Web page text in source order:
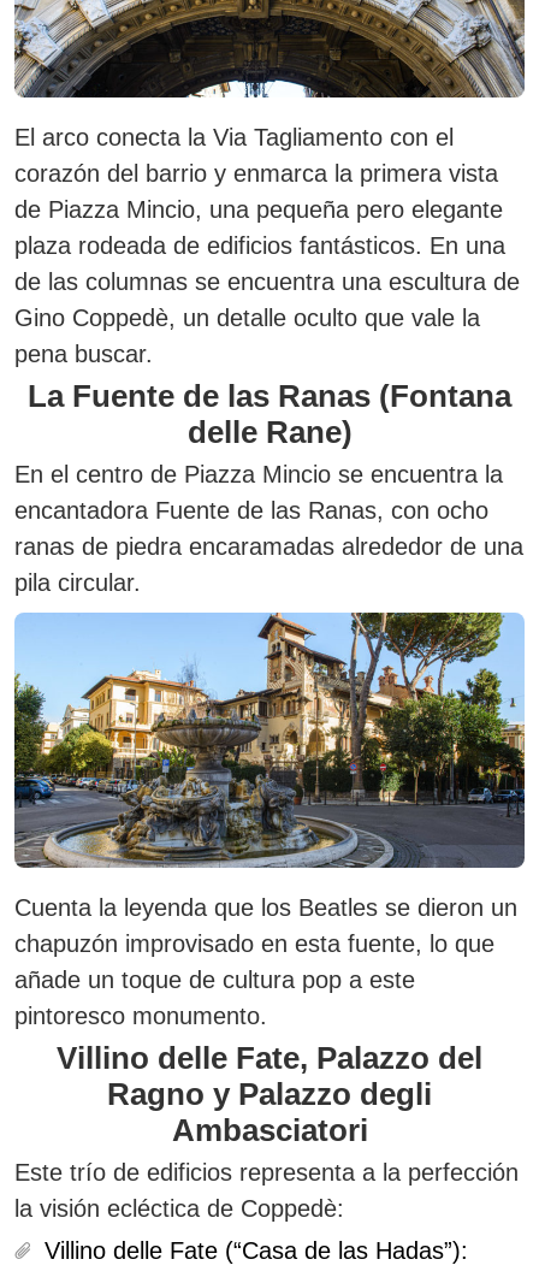
El arco conecta la Via Tagliamento con el
corazón del barrio y enmarca la primera vista
de Piazza Mincio, una pequeña pero elegante
plaza rodeada de edificios fantásticos. En una
de las columnas se encuentra una escultura de
Gino Coppedè, un detalle oculto que vale la
pena buscar.
La Fuente de las Ranas (Fontana
delle Rane)
En el centro de Piazza Mincio se encuentra la
encantadora Fuente de las Ranas, con ocho
ranas de piedra encaramadas alrededor de una
pila circular.
Cuenta la leyenda que los Beatles se dieron un
chapuzón improvisado en esta fuente, lo que
añade un toque de cultura pop a este
pintoresco monumento.
Villino delle Fate, Palazzo del
Ragno y Palazzo degli
Ambasciatori
Este trío de edificios representa a la perfección
la visión ecléctica de Coppedè:
Villino delle Fate (“Casa de las Hadas”):